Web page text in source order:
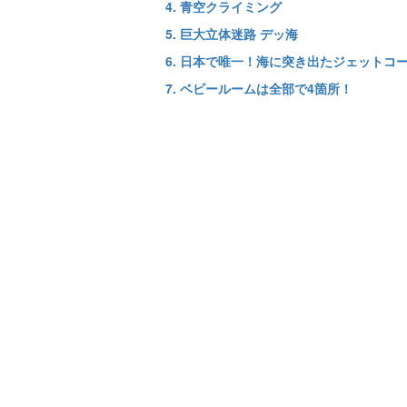
4. 青空クライミング
5. 巨大立体迷路 デッ海
6. 日本で唯一！海に突き出たジェットコ
7. ベビールームは全部で4箇所！